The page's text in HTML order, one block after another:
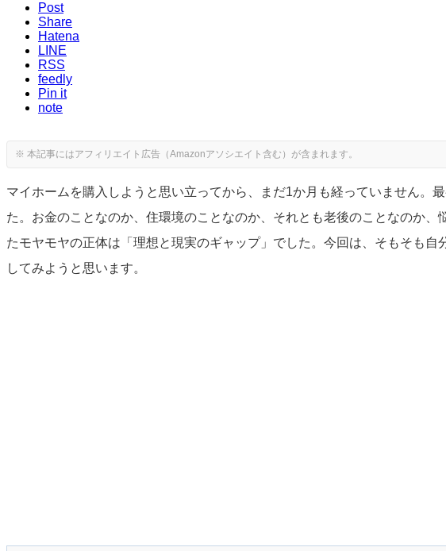
Post
Share
Hatena
LINE
RSS
feedly
Pin it
note
マイホームを購入しようと思い立ってから、まだ1か月も経っていません。
た。お金のことなのか、住環境のことなのか、それとも老後のことなのか
たモヤモヤの正体は「理想と現実のギャップ」でした。今回は、そもそも
してみようと思います。